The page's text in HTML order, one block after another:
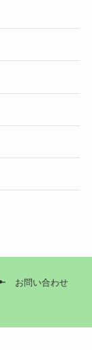
お問い合わせ